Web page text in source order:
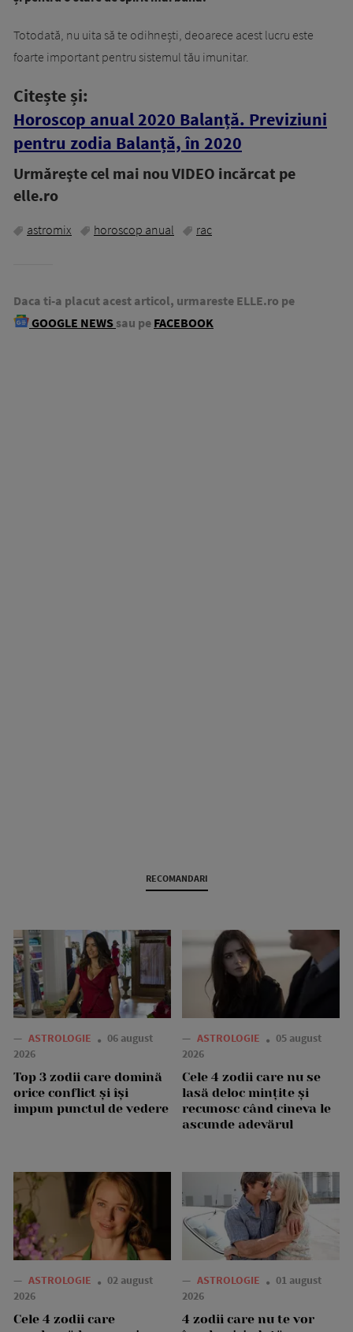
Totodată, nu uita să te odihnești, deoarece acest lucru este
foarte important pentru sistemul tău imunitar.
Citește și:
Horoscop anual 2020 Balanță. Previziuni
pentru zodia Balanță, în 2020
Urmăreşte cel mai nou VIDEO incărcat pe
elle.ro
astromix horoscop anual rac
Daca ti-a placut acest articol, urmareste ELLE.ro pe
GOOGLE NEWS sau pe FACEBOOK
RECOMANDARI
— ASTROLOGIE
06 august
2026
Top 3 zodii care domină
orice conflict și își
impun punctul de vedere
— ASTROLOGIE
05 august
2026
Cele 4 zodii care nu se
lasă deloc mințite și
recunosc când cineva le
ascunde adevărul
— ASTROLOGIE
02 august
2026
Cele 4 zodii care
— ASTROLOGIE
01 august
2026
4 zodii care nu te vor